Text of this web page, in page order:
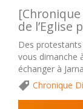
de l’Eglise
Des
vous dimanche
échanger à
Chronique